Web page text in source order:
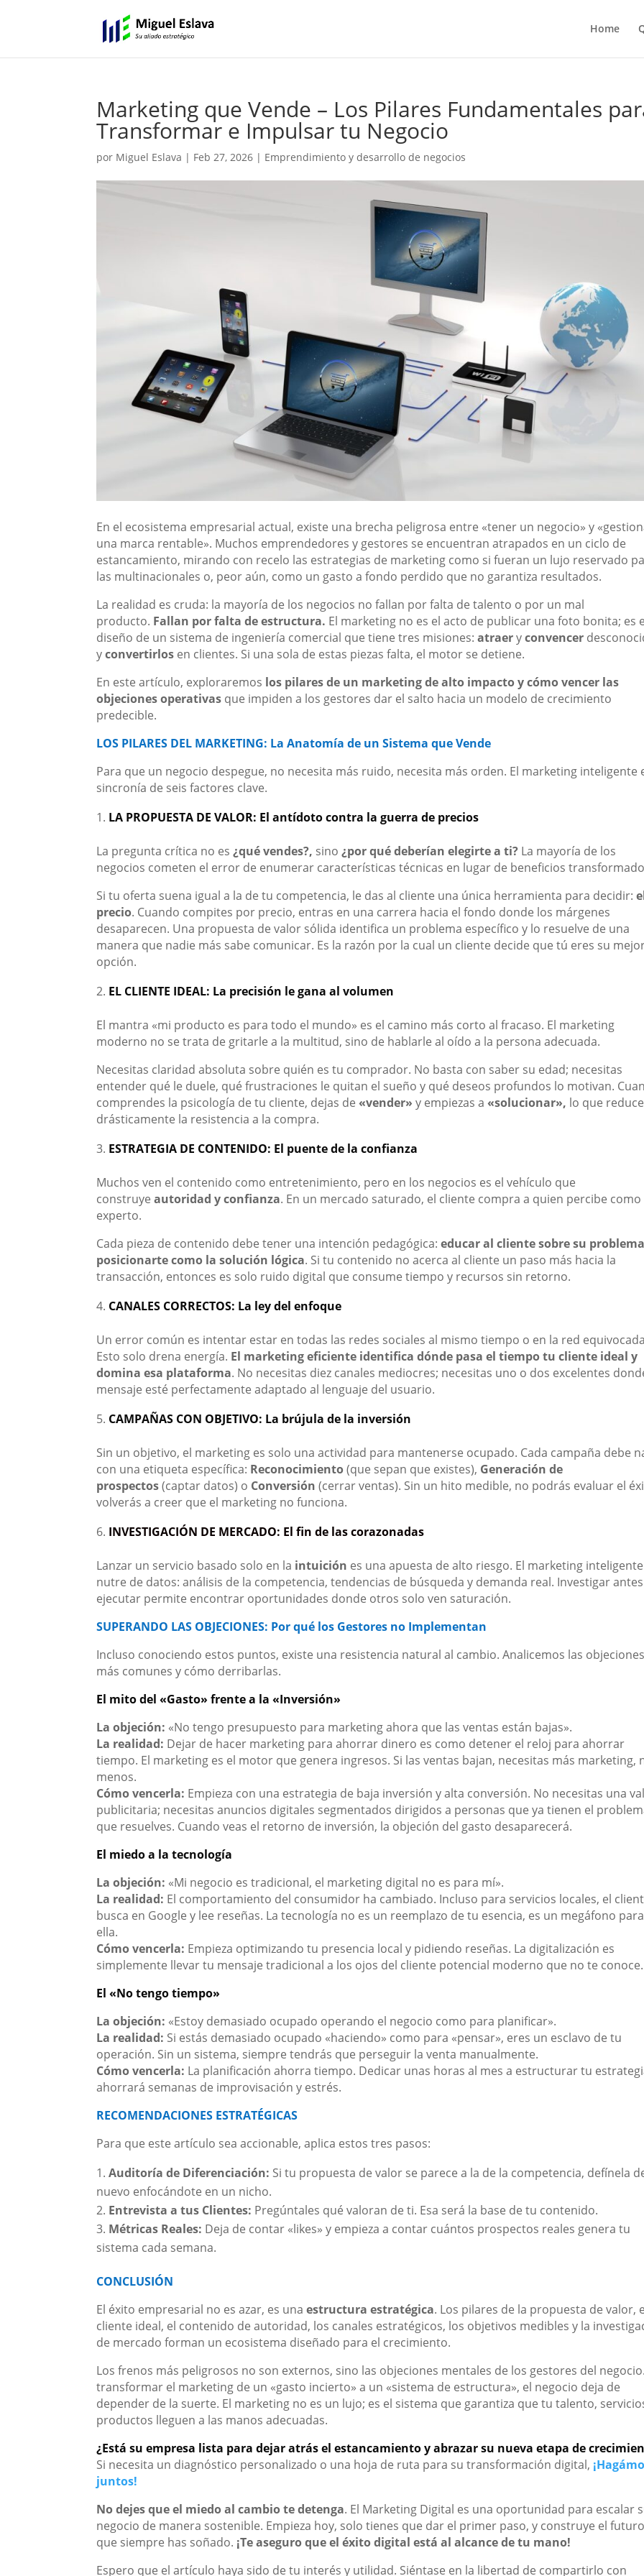
Home
Marketing que Vende – Los Pilares Fundamentales
Transformar e Impulsar tu Negocio
por Miguel Eslava | Feb 27, 2026 | Emprendimiento y desarrollo de negocios
En el ecosistema empresarial actual, existe una brecha peligrosa entre «tener un negocio» y
una marca rentable». Muchos emprendedores y gestores se encuentran atrapados en un ciclo de
estancamiento, mirando con recelo las estrategias de marketing como si fueran un lujo reservado
las multinacionales o, peor aún, como un gasto a fondo perdido que no garantiza resultados.
La realidad es cruda: la mayoría de los negocios no fallan por falta de talento o por un mal
producto. Fallan por falta de estructura. El marketing no es el acto de publicar una foto bonita; es
diseño de un sistema de ingeniería comercial que tiene tres misiones:atraeryconvencer
yconvertirlos en clientes. Si una sola de estas piezas falta, el motor se detiene.
En este artículo, exploraremos los pilares de un marketing de alto impacto y cómo vencer las
objeciones operativas que impiden a los gestores dar el salto hacia un modelo de crecimiento
predecible.
LOS PILARES DEL MARKETING: La Anatomía de un Sistema que Vende
Para que un negocio despegue, no necesita más ruido, necesita más orden. El marketing inteligente
sincronía de seis factores clave.
LA PROPUESTA DE VALOR: El antídoto contra la guerra de precios
La pregunta crítica no es¿qué vendes?, sino¿por qué deberían elegirte a ti? La mayoría de los
negocios cometen el error de enumerar características técnicas en lugar de beneficios
Si tu oferta suena igual a la de tu competencia, le das al cliente una única herramienta para decidir:
precio. Cuando compites por precio, entras en una carrera hacia el fondo donde los márgenes
desaparecen. Una propuesta de valor sólida identifica un problema específico y lo resuelve de una
manera que nadie más sabe comunicar. Es la razón por la cual un cliente decide que tú eres su
opción.
EL CLIENTE IDEAL: La precisión le gana al volumen
El mantra «mi producto es para todo el mundo» es el camino más corto al fracaso. El marketing
moderno no se trata de gritarle a la multitud, sino de hablarle al oído a la persona adecuada.
Necesitas claridad absoluta sobre quién es tu comprador. No basta con saber su edad; necesitas
entender qué le duele, qué frustraciones le quitan el sueño y qué deseos profundos lo motivan.
comprendes la psicología de tu cliente, dejas de«vender» y empiezas a«solucionar», lo que reduce
drásticamente la resistencia a la compra.
ESTRATEGIA DE CONTENIDO: El puente de la confianza
Muchos ven el contenido como entretenimiento, pero en los negocios es el vehículo que
construyeautoridad y confianza. En un mercado saturado, el cliente compra a quien percibe como
experto.
Cada pieza de contenido debe tener una intención pedagógica:educar al cliente sobre su
posicionarte como la solución lógica. Si tu contenido no acerca al cliente un paso más hacia la
transacción, entonces es solo ruido digital que consume tiempo y recursos sin retorno.
CANALES CORRECTOS: La ley del enfoque
Un error común es intentar estar en todas las redes sociales al mismo tiempo o en la red
Esto solo drena energía. El marketing eficiente identifica dónde pasa el tiempo tu cliente ideal y
domina esa plataforma. No necesitas diez canales mediocres; necesitas uno o dos excelentes
mensaje esté perfectamente adaptado al lenguaje del usuario.
CAMPAÑAS CON OBJETIVO: La brújula de la inversión
Sin un objetivo, el marketing es solo una actividad para mantenerse ocupado. Cada campaña debe
con una etiqueta específica: Reconocimiento(que sepan que existes), Generación de
prospectos(captar datos) o Conversión (cerrar ventas). Sin un hito medible, no podrás evaluar el
volverás a creer que el marketing no funciona.
INVESTIGACIÓN DE MERCADO: El fin de las corazonadas
Lanzar un servicio basado solo en la intuición es una apuesta de alto riesgo. El marketing
nutre de datos: análisis de la competencia, tendencias de búsqueda y demanda real. Investigar
ejecutar permite encontrar oportunidades donde otros solo ven saturación.
SUPERANDO LAS OBJECIONES: Por qué los Gestores no Implementan
Incluso conociendo estos puntos, existe una resistencia natural al cambio. Analicemos las objeciones
más comunes y cómo derribarlas.
El mito del «Gasto» frente a la «Inversión»
La objeción: «No tengo presupuesto para marketing ahora que las ventas están bajas».
La realidad: Dejar de hacer marketing para ahorrar dinero es como detener el reloj para ahorrar
tiempo. El marketing es el motor que genera ingresos. Si las ventas bajan, necesitas más marketing,
menos.
Cómo vencerla: Empieza con una estrategia de baja inversión y alta conversión. No necesitas una
publicitaria; necesitas anuncios digitales segmentados dirigidos a personas que ya tienen el
que resuelves. Cuando veas el retorno de inversión, la objeción del gasto desaparecerá.
El miedo a la tecnología
La objeción: «Mi negocio es tradicional, el marketing digital no es para mí».
La realidad: El comportamiento del consumidor ha cambiado. Incluso para servicios locales, el
busca en Google y lee reseñas. La tecnología no es un reemplazo de tu esencia, es un megáfono para
ella.
Cómo vencerla: Empieza optimizando tu presencia local y pidiendo reseñas. La digitalización es
simplemente llevar tu mensaje tradicional a los ojos del cliente potencial moderno que no te conoce.
El «No tengo tiempo»
La objeción: «Estoy demasiado ocupado operando el negocio como para planificar».
La realidad: Si estás demasiado ocupado «haciendo» como para «pensar», eres un esclavo de tu
operación. Sin un sistema, siempre tendrás que perseguir la venta manualmente.
Cómo vencerla: La planificación ahorra tiempo. Dedicar unas horas al mes a estructurar tu
ahorrará semanas de improvisación y estrés.
RECOMENDACIONES ESTRATÉGICAS
Para que este artículo sea accionable, aplica estos tres pasos:
Auditoría de Diferenciación: Si tu propuesta de valor se parece a la de la competencia, defínela
nuevo enfocándote en un nicho.
Entrevista a tus Clientes: Pregúntales qué valoran de ti. Esa será la base de tu contenido.
Métricas Reales: Deja de contar «likes» y empieza a contar cuántos prospectos reales genera tu
sistema cada semana.
CONCLUSIÓN
El éxito empresarial no es azar, es unaestructura estratégica. Los pilares de la propuesta de valor,
cliente ideal, el contenido de autoridad, los canales estratégicos, los objetivos medibles y la
de mercado forman un ecosistema diseñado para el crecimiento.
Los frenos más peligrosos no son externos, sino las objeciones mentales de los gestores del
transformar el marketing de un «gasto incierto» a un «sistema de estructura», el negocio deja de
depender de la suerte. El marketing no es un lujo; es el sistema que garantiza que tu talento,
productos lleguen a las manos adecuadas.
¿Está su empresa lista para dejar atrás el estancamiento y abrazar su nueva etapa de
Si necesita un diagnóstico personalizado o una hoja de ruta para su transformación digital,
juntos!
No dejes que el miedo al cambio te detenga. El Marketing Digital es una oportunidad para escalar
negocio de manera sostenible. Empieza hoy, solo tienes que dar el primer paso, y construye el futuro
que siempre has soñado. ¡Te aseguro que el éxito digital está al alcance de tu mano!
Espero que el artículo haya sido de tu interés y utilidad. Siéntase en la libertad de compartirlo con